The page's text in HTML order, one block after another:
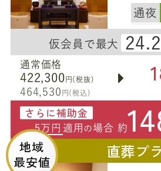
通夜
仮会員で最大 24.2
通常価格
422,300 円(税抜)
464,530 円(税込)
さらに補助金
5万円 適用 の 場合 約
地域
最安値
直葬プ